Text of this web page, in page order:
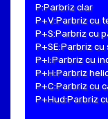
P:Parbriz clar
P+V:Parbriz cu
P+S:Parbriz cu
P+SE:Parbriz cu
P+I:Parbriz cu
P+H:Parbriz
P+C:Parbriz cu
P+Hud:Parbriz